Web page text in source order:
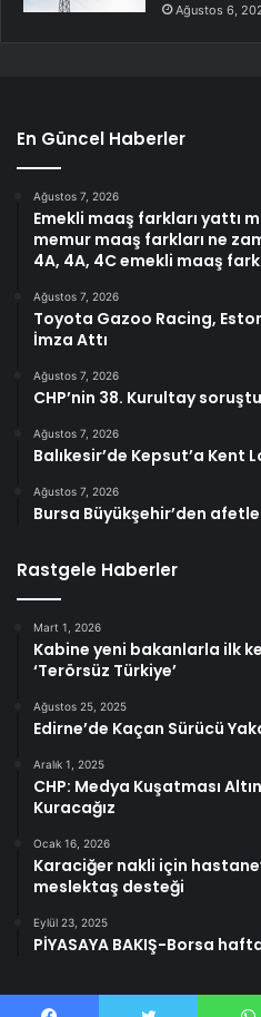
Ağustos 6,
En Güncel Haberler
Ağustos 7, 2026
Emekli maaş farkları yattı
memur maaş farkları ne
4A, 4A, 4C emekli maaş
Ağustos 7, 2026
Toyota Gazoo Racing,
İmza Attı
Ağustos 7, 2026
CHP’nin 38. Kurultay
Ağustos 7, 2026
Balıkesir’de Kepsut’a Kent
Ağustos 7, 2026
Bursa Büyükşehir’den
Rastgele Haberler
Mart 1, 2026
Kabine yeni bakanlarla ilk
‘Terörsüz Türkiye’
Ağustos 25, 2025
Edirne’de Kaçan Sürücü
Aralık 1, 2025
CHP: Medya Kuşatması
Kuracağız
Ocak 16, 2026
Karaciğer nakli için
meslektaş desteği
Eylül 23, 2025
PİYASAYA BAKIŞ-Borsa